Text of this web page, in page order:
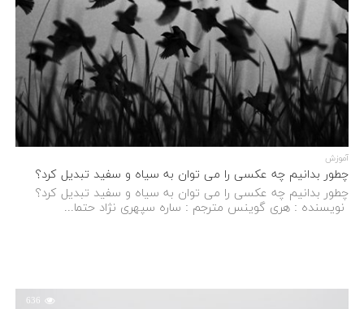
آموزش
چطور بدانیم چه عکسی را می توان به سیاه و سفید تبدیل کرد؟
چطور بدانیم چه عکسی را می توان به سیاه و سفید تبدیل کرد؟
نویسنده : هری گوینس مترجم : ساره سپهری نژاد حتما...
636